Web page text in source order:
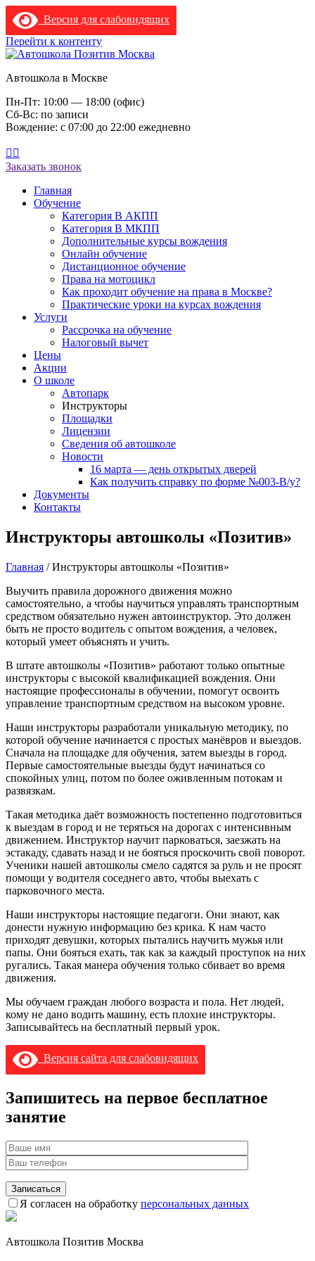
Версия для слабовидящих
Перейти к контенту
Автошкола в Москве
Пн-Пт: 10:00 — 18:00 (офис)
Сб-Вс: по записи
Вождение: с 07:00 до 22:00 ежедневно
+7 (495) 642-22-16
Главная
Обучение
Категория В АКПП
Категория В МКПП
Дополнительные курсы вождения
Онлайн обучение
Дистанционное обучение
Права на мотоцикл
Как проходит обучение на права в Москве?
Практические уроки на курсах вождения
Услуги
Рассрочка на обучение
Налоговый вычет
Цены
Акции
О школе
Автопарк
Инструкторы
Площадки
Лицензии
Сведения об автошколе
Новости
16 марта — день открытых дверей
Как получить справку по форме №003-В/у?
Документы
Контакты
Инструкторы автошколы «Позитив»
Главная /Инструкторы автошколы «Позитив»
Выучить правила дорожного движения можно
самостоятельно, а чтобы научиться управлять транспортным
средством обязательно нужен автоинструктор. Это должен
быть не просто водитель с опытом вождения, а человек,
который умеет объяснять и учить.
В штате автошколы «Позитив» работают только опытные
инструкторы с высокой квалификацией вождения. Они
настоящие профессионалы в обучении, помогут освоить
управление транспортным средством на высоком уровне.
Наши инструкторы разработали уникальную методику, по
которой обучение начинается с простых манёвров и выездов.
Сначала на площадке для обучения, затем выезды в город.
Первые самостоятельные выезды будут начинаться со
спокойных улиц, потом по более оживленным потокам и
развязкам.
Такая методика даёт возможность постепенно подготовиться
к выездам в город и не теряться на дорогах с интенсивным
движением. Инструктор научит парковаться, заезжать на
эстакаду, сдавать назад и не бояться проскочить свой поворот.
Ученики нашей автошколы смело садятся за руль и не просят
помощи у водителя соседнего авто, чтобы выехать с
парковочного места.
Наши инструкторы настоящие педагоги. Они знают, как
донести нужную информацию без крика. К нам часто
приходят девушки, которых пытались научить мужья или
папы. Они бояться ехать, так как за каждый проступок на них
ругались. Такая манера обучения только сбивает во время
движения.
Мы обучаем граждан любого возраста и пола. Нет людей,
кому не дано водить машину, есть плохие инструкторы.
Записывайтесь на бесплатный первый урок.
Версия сайта для слабовидящих
Запишитесь на первое бесплатное
занятие
Я согласен на обработку персональных данных
Автошкола Позитив Москва